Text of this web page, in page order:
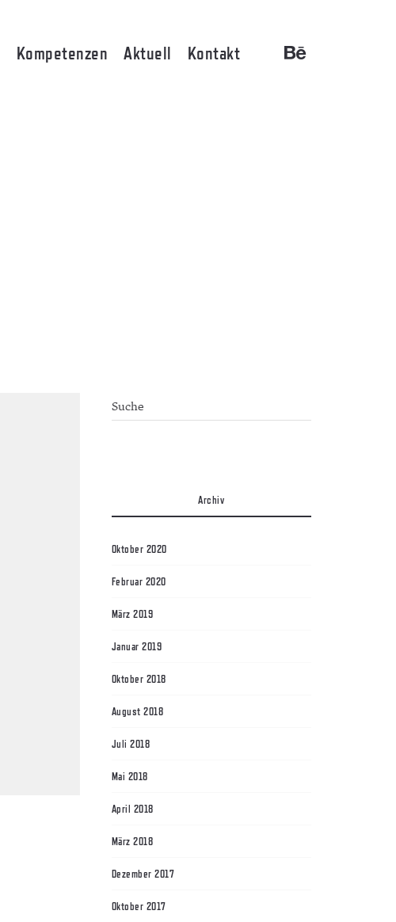
Kompetenzen Aktuell Kontakt
Archiv
Oktober 2020
Februar 2020
März 2019
Januar 2019
Oktober 2018
August 2018
Juli 2018
Mai 2018
April 2018
März 2018
Dezember 2017
Oktober 2017